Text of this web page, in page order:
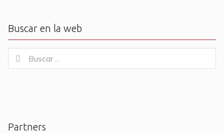
Buscar en la web
for:
Buscar
Partners